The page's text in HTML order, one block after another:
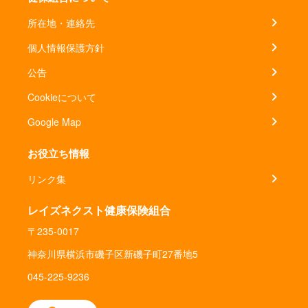
所在地・連絡先
個人情報保護方針
公告
Cookieについて
Google Map
お役立ち情報
リンク集
レイズネクスト健康保険組合
〒235-0017
神奈川県横浜市磯子区新磯子町27番地5
045-225-9236